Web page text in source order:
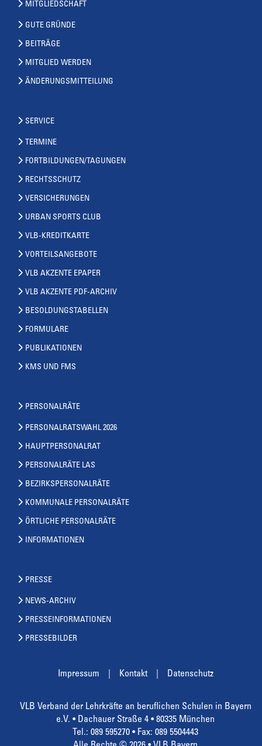
MITGLIEDSCHAFT
GUTE GRÜNDE
BEITRÄGE
MITGLIED WERDEN
ÄNDERUNGSMITTEILUNG
SERVICE
TERMINE
FORTBILDUNGEN/TAGUNGEN
RECHTSSCHUTZ
VERSICHERUNGEN
URBAN SPORTS CLUB
VLB-KREDITKARTE
VORTEILSANGEBOTE
VLB AKZENTE EPAPER
VLB AKZENTE PDF-ARCHIV
BESOLDUNGSTABELLEN
FORMULARE
PUBLIKATIONEN
KMS UND FMS
PERSONALRÄTE
PERSONALRATSWAHL 2026
HAUPTPERSONALRAT
PERSONALRÄTE LAS
BEZIRKSPERSONALRÄTE
KOMMUNALE PERSONALRÄTE
ÖRTLICHE PERSONALRÄTE
INFORMATIONEN
PRESSE
NEWS-ARCHIV
PRESSEINFORMATIONEN
PRESSEBILDER
Impressum Kontakt Datenschutz
VLB Verband der Lehrkräfte an beruflichen Schulen in Bayern
e.V. • Dachauer Straße 4 • 80335 München
Tel.: 089 595270 • Fax: 089 5504443